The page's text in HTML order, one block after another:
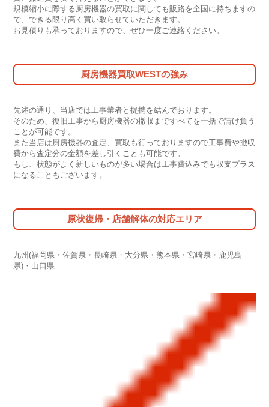
規模縮小に際する厨房機器の買取に関しても販路を全国に持ちますの
で、できる限り高く買い取らせていただきます。
お見積りも承っておりますので、ぜひ一度ご連絡ください。
厨房機器買取WESTの強み
先述の通り、当店では工事業者と提携を結んでおります。
そのため、復旧工事から厨房機器の撤収まですべてを一括で請け負う
ことが可能です。
また当店は厨房機器の査定、買取も行っておりますので工事費や撤収
費から査定分の金額を差し引くことも可能です。
もし、状態がよく新しいものが多い場合は工事費込みでも収支プラス
になることもございます。
原状復帰・店舗解体の対応エリア
九州(福岡県・佐賀県・長崎県・大分県・熊本県・宮崎県・鹿児島
県)・山口県